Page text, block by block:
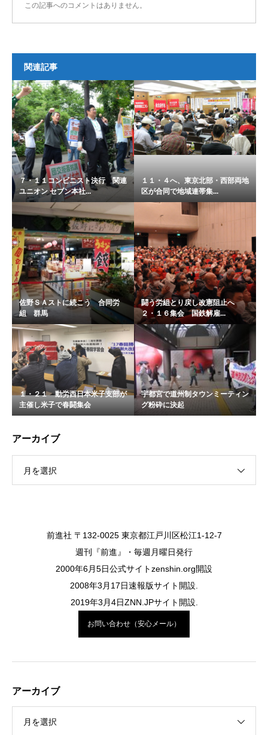
この記事へのコメントはありません。
関連記事
７・１１コンビニスト決行 関連
ユニオン セブン本社...
１１・４へ、東京北部・西部両地
区が合同で地域連帯集...
佐野ＳＡストに続こう 合同労
組 群馬
闘う労組とり戻し改憲阻止へ
２・１６集会 国鉄解雇...
１・２１ 動労西日本米子支部が
主催し米子で春闘集会
宇都宮で道州制タウンミーティン
グ粉砕に決起
アーカイブ
月を選択
前進社 〒132-0025 東京都江戸川区松江1-12-7
週刊『前進』・毎週月曜日発行
2000年6月5日公式サイトzenshin.org開設
2008年3月17日速報版サイト開設.
2019年3月4日ZNN.JPサイト開設.
お問い合わせ（安心メール）
アーカイブ
月を選択